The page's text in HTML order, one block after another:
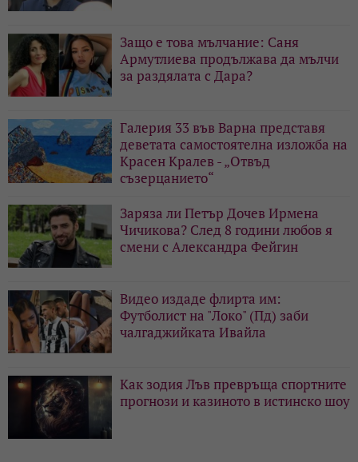
Защо е това мълчание: Саня
Армутлиева продължава да мълчи
за раздялата с Дара?
Галерия 33 във Варна представя
деветата самостоятелна изложба на
Красен Кралев - „Отвъд
съзерцанието“
Заряза ли Петър Дочев Ирмена
Чичикова? След 8 години любов я
смени с Александра Фейгин
Видео издаде флирта им:
Футболист на "Локо" (Пд) заби
чалгаджийката Ивайла
Как зодия Лъв превръща спортните
прогнози и казиното в истинско шоу